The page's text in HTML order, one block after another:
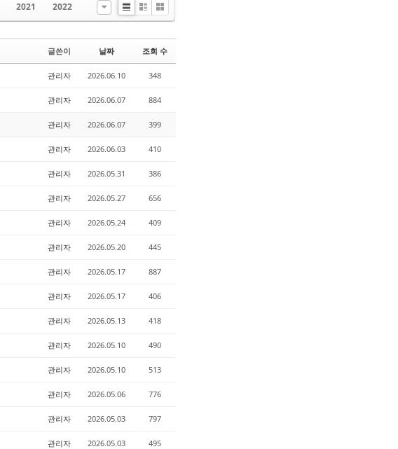
2021
2022
ListZineGallery
글쓴이 날짜 조회 수
관리자 2026.06.10 348
관리자 2026.06.07 884
관리자 2026.06.07 399
관리자 2026.06.03 410
관리자 2026.05.31 386
관리자 2026.05.27 656
관리자 2026.05.24 409
관리자 2026.05.20 445
관리자 2026.05.17 887
관리자 2026.05.17 406
관리자 2026.05.13 418
관리자 2026.05.10 490
관리자 2026.05.10 513
관리자 2026.05.06 776
관리자 2026.05.03 797
관리자 2026.05.03 495